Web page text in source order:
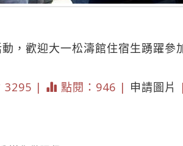
，歡迎大一松濤館住宿生踴躍參
3295 |
點閱：946 | 申請圖片 |